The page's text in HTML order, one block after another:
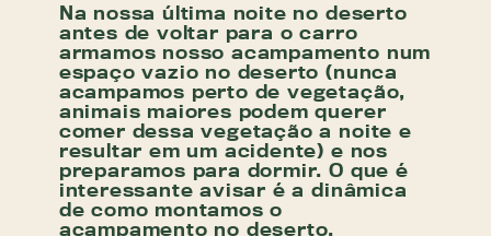
Na nossa última noite no deserto
antes de voltar para o carro
armamos nosso acampamento num
espaço vazio no deserto (nunca
acampamos perto de vegetação,
animais maiores podem querer
comer dessa vegetação a noite e
resultar em um acidente) e nos
preparamos para dormir. O que é
interessante avisar é a dinâmica
de como montamos o
acampamento no deserto.